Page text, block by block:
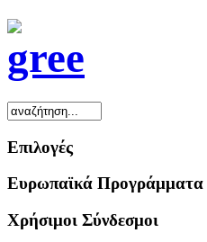
Επιλογές
Ευρωπαϊκά Προγράμματα
Χρήσιμοι Σύνδεσμοι